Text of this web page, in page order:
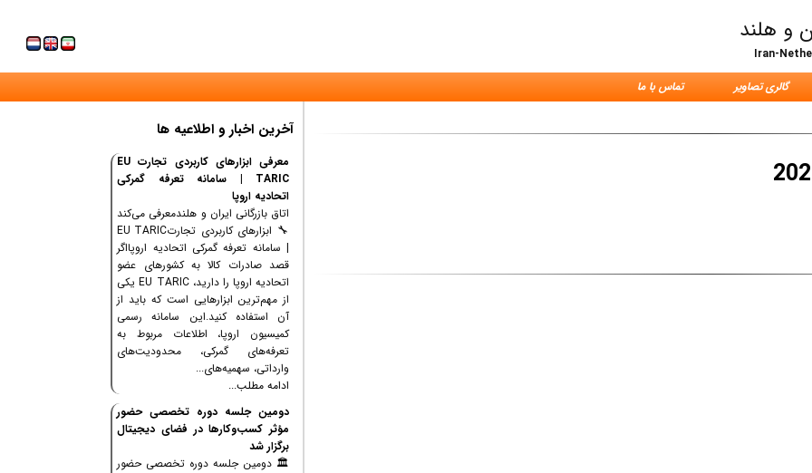
و هلند
Iran-
گالری تصاویر
تماس با ما
آخرین اخبار و اطلاعیه ها
معرفی ابزارهای کاربردی تجارت EU
TARIC | سامانه تعرفه گمرکی
اتحادیه اروپا
اتاق بازرگانی ایران و هلندمعرفی می‌کند
🔧 ابزارهای کاربردی تجارتEU TARIC
| سامانه تعرفه گمرکی اتحادیه اروپااگر
قصد صادرات کالا به کشورهای عضو
اتحادیه اروپا را دارید، EU TARIC یکی
از مهم‌ترین ابزارهایی است که باید از
آن استفاده کنید.این سامانه رسمی
کمیسیون اروپا، اطلاعات مربوط به
تعرفه‌های گمرکی، محدودیت‌های
وارداتی، سهمیه‌های...
ادامه مطلب...
دومین جلسه دوره تخصصی حضور
مؤثر کسب‌وکارها در فضای دیجیتال
برگزار شد
🏛 دومین جلسه دوره تخصصی حضور